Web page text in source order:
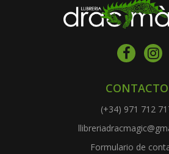
CONTACTO
(+34) 971 712
Formulario de